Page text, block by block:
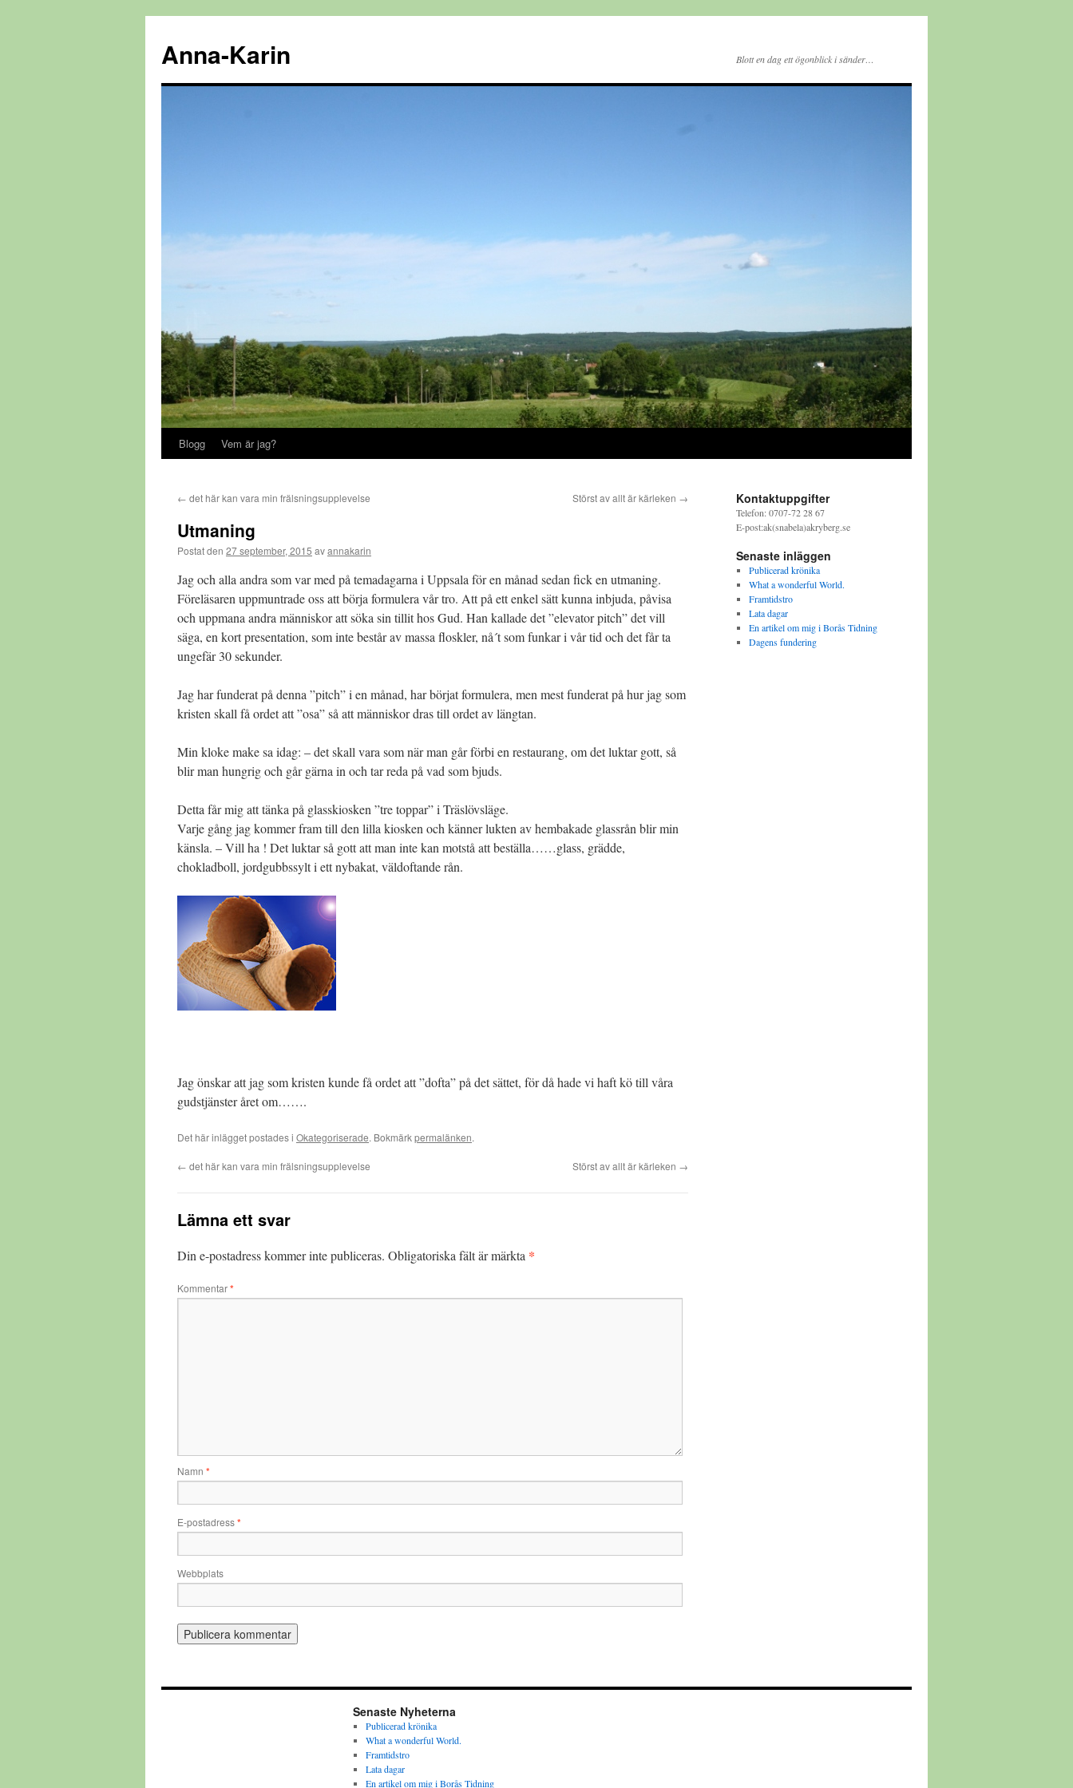
innehåll
Anna-Karin Blott en dag ett ögonblick i sänder…
Blogg Vem är jag?
← det här kan vara min frälsningsupplevelse Störst av allt är kärleken →
Utmaning
Postat den 27 september, 2015 avannakarin
Jag och alla andra som var med på temadagarna i Uppsala för en månad sedan fick en utmaning.
Föreläsaren uppmuntrade oss att börja formulera vår tro. Att på ett enkel sätt kunna inbjuda, påvisa
och uppmana andra människor att söka sin tillit hos Gud. Han kallade det ”elevator pitch” det vill
säga, en kort presentation, som inte består av massa floskler, nå´t som funkar i vår tid och det får ta
ungefär 30 sekunder.
Jag har funderat på denna ”pitch” i en månad, har börjat formulera, men mest funderat på hur jag som
kristen skall få ordet att ”osa” så att människor dras till ordet av längtan.
Min kloke make sa idag: – det skall vara som när man går förbi en restaurang, om det luktar gott, så
blir man hungrig och går gärna in och tar reda på vad som bjuds.
Detta får mig att tänka på glasskiosken ”tre toppar” i Träslövsläge.
Varje gång jag kommer fram till den lilla kiosken och känner lukten av hembakade glassrån blir min
känsla. – Vill ha ! Det luktar så gott att man inte kan motstå att beställa……glass, grädde,
chokladboll, jordgubbssylt i ett nybakat, väldoftande rån.
Jag önskar att jag som kristen kunde få ordet att ”dofta” på det sättet, för då hade vi haft kö till våra
gudstjänster året om…….
Det här inlägget postades i Okategoriserade. Bokmärkpermalänken.
← det här kan vara min frälsningsupplevelse Störst av allt är kärleken →
Lämna ett svar
Din e-postadress kommer inte publiceras. Obligatoriska fält är märkta *
Kommentar*
Namn *
E-postadress*
Webbplats
Kontaktuppgifter
Telefon: 0707-72 28 67
E-post:ak(snabela)akryberg.se
Senaste inläggen
Publicerad krönika
What a wonderful World.
Framtidstro
Lata dagar
En artikel om mig i Borås Tidning
Dagens fundering
Senaste Nyheterna
Publicerad krönika
What a wonderful World.
Framtidstro
Lata dagar
En artikel om mig i Borås Tidning